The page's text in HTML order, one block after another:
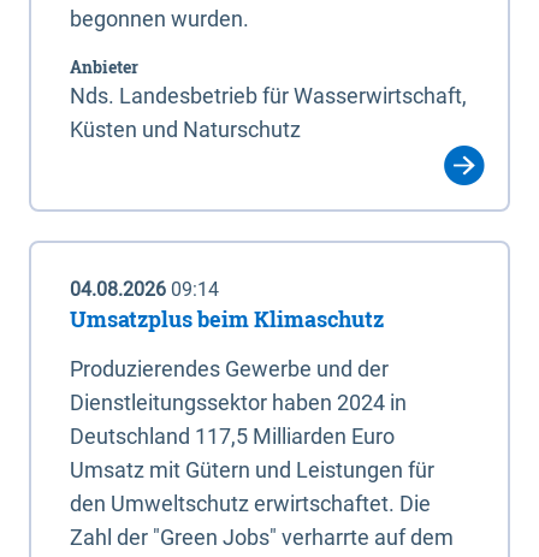
begonnen wurden.
Anbieter
Nds. Landesbetrieb für Wasserwirtschaft,
Küsten und Naturschutz
04.08.2026 09:14
Umsatzplus beim Klimaschutz
Produzierendes Gewerbe und der
Dienstleitungssektor haben 2024 in
Deutschland 117,5 Milliarden Euro
Umsatz mit Gütern und Leistungen für
den Umweltschutz erwirtschaftet. Die
Zahl der "Green Jobs" verharrte auf dem